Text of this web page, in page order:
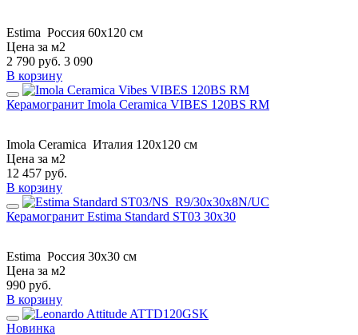
Estima Россия 60x120 см
Цена за м2
2 790 руб. 3 090
В корзину
Керамогранит Imola Ceramica VIBES 120BS RM
Imola Ceramica Италия 120x120 см
Цена за м2
12 457 руб.
В корзину
Керамогранит Estima Standard ST03 30x30
Estima Россия 30x30 см
Цена за м2
990 руб.
В корзину
Новинка